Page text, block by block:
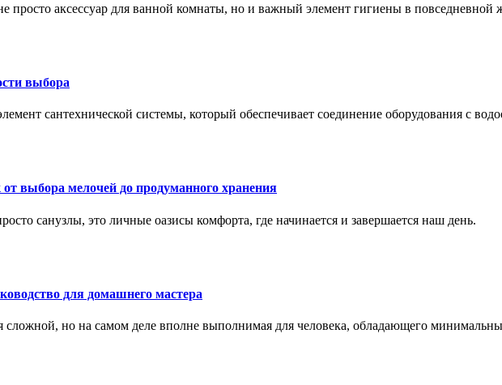
просто аксессуар для ванной комнаты, но и важный элемент гигиены в повседневной
выбора
сантехнической системы, который обеспечивает соединение оборудования с
выбора мелочей до продуманного хранения
санузлы, это личные оазисы комфорта, где начинается и завершается наш день.
для домашнего мастера
сложной, но на самом деле вполне выполнимая для человека, обладающего